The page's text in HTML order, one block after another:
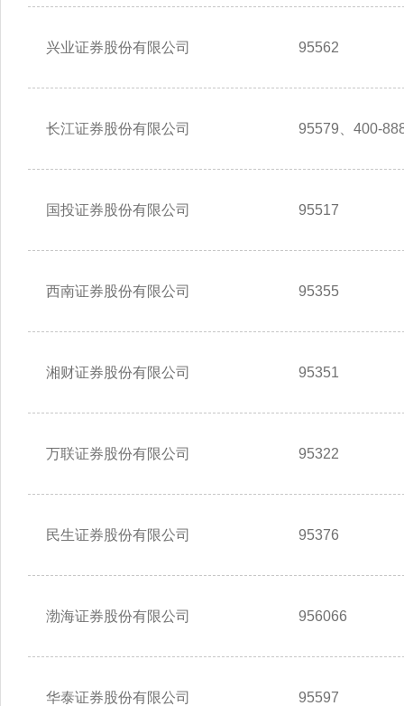
兴业证券股份有限公司 95562
长江证券股份有限公司 95579、400-
国投证券股份有限公司 95517
西南证券股份有限公司 95355
湘财证券股份有限公司 95351
万联证券股份有限公司 95322
民生证券股份有限公司 95376
渤海证券股份有限公司 956066
华泰证券股份有限公司 95597